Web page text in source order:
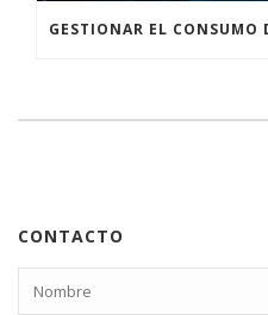
CONTACTO